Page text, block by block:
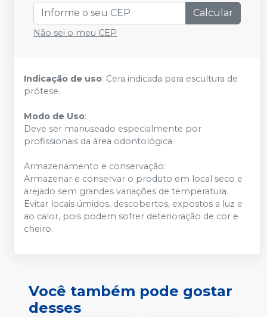
Calcular
Não sei o meu CEP
Indicação de uso: Cera indicada para escultura de
prótese.
Modo de Uso:
Deve ser manuseado especialmente por
profissionais da área odontológica.
Armazenamento e conservação:
Armazenar e conservar o produto em local seco e
arejado sem grandes variações de temperatura.
Evitar locais úmidos, descobertos, expostos a luz e
ao calor, pois podem sofrer deterioração de cor e
cheiro.
Você também pode gostar
desses